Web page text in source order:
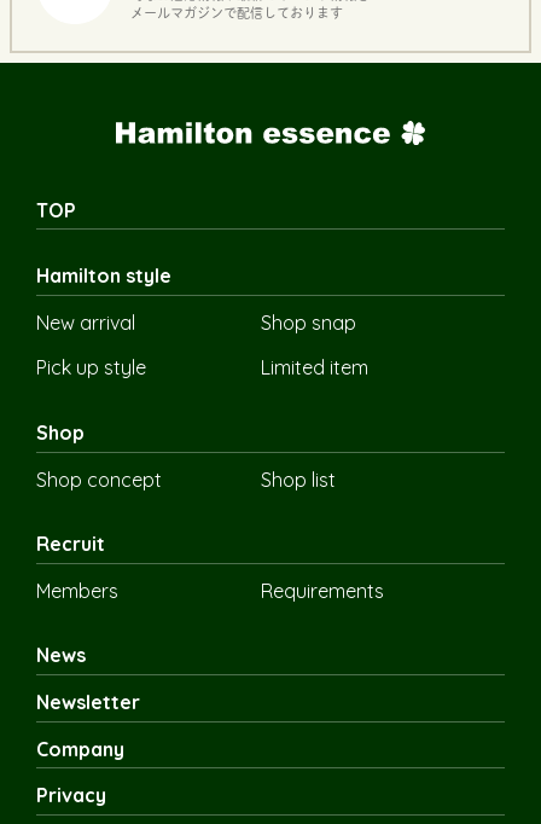
メールマガジンで配信しております
TOP
Hamilton style
New arrival
Shop snap
Pick up style
Limited item
Shop
Shop concept
Shop list
Recruit
Members
Requirements
News
Newsletter
Company
Privacy